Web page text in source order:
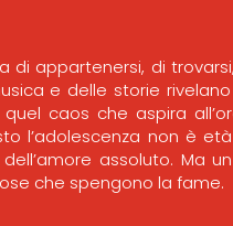
di appartenersi, di
e delle storie
caos che aspira
l’adolescenza non è
assoluto. Ma
che spengono la fame.